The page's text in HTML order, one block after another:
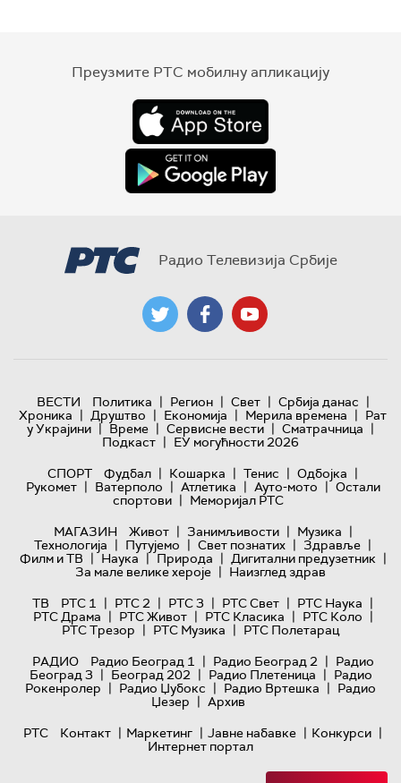
Преузмите РТС мобилну апликацију
Радио Телевизија Србије
ВЕСТИ Политика | Регион | Свет | Србија данас |
Хроника | Друштво | Економија | Мерила времена | Рат
у Украјини | Време | Сервисне вести | Сматрачница |
Подкаст | ЕУ могућности 2026
СПОРТ
Фудбал | Кошарка | Тенис | Одбојка |
Рукомет | Ватерполо | Атлетика | Ауто-мото | Остали
спортови | Меморијал РТС
МАГАЗИН
Живот | Занимљивости | Музика |
Технологијa | Путујемо | Свет познатих | Здравље |
Филм и ТВ | Наука | Природа | Дигитални предузетник |
За мале велике хероје | Наизглед здрав
ТВ
РТС 1 | РТС 2 | РТС 3 | РТС Свет | РТС Наука |
РТС Драма | РТС Живот | РТС Класика | РТС Коло |
РТС Трезор | РТС Музика | РТС Полетарац
РАДИО
Радио Београд 1 | Радио Београд 2 | Радио
Београд 3 | Београд 202 | Радио Плетеница | Радио
Рокенролер | Радио Џубокс | Радио Вртешка | Радио
Џезер | Архив
РТС
Контакт | Маркетинг | Јавне набавке | Конкурси |
Интернет портал